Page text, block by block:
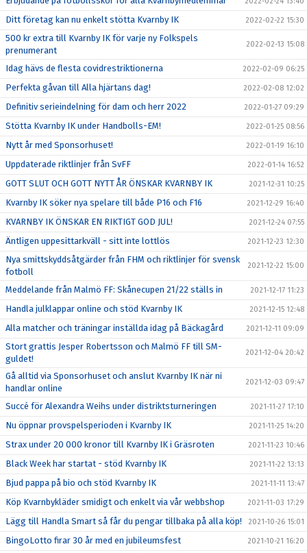
Ditt företag kan nu enkelt stötta Kvarnby IK 2022-02-22 15:30
500 kr extra till Kvarnby IK för varje ny Folkspels
prenumerant
2022-02-13 15:08
Idag hävs de flesta covidrestriktionerna 2022-02-09 06:25
Perfekta gåvan till Alla hjärtans dag! 2022-02-08 12:02
Definitiv serieindelning för dam och herr 2022 2022-01-27 09:29
Stötta Kvarnby IK under Handbolls-EM! 2022-01-25 08:56
Nytt år med Sponsorhuset! 2022-01-19 16:10
Uppdaterade riktlinjer från SvFF 2022-01-14 16:52
GOTT SLUT OCH GOTT NYTT ÅR ÖNSKAR KVARNBY IK 2021-12-31 10:25
Kvarnby IK söker nya spelare till både P16 och F16 2021-12-29 16:40
KVARNBY IK ÖNSKAR EN RIKTIGT GOD JUL! 2021-12-24 07:55
Äntligen uppesittarkväll - sitt inte lottlös 2021-12-23 12:30
Nya smittskyddsåtgärder från FHM och riktlinjer för svensk
fotboll
2021-12-22 15:00
Meddelande från Malmö FF: Skånecupen 21/22 ställs in 2021-12-17 11:23
Handla julklappar online och stöd Kvarnby IK 2021-12-15 12:48
Alla matcher och träningar inställda idag på Bäckagård 2021-12-11 09:09
Stort grattis Jesper Robertsson och Malmö FF till SM-
guldet!
2021-12-04 20:42
Gå alltid via Sponsorhuset och anslut Kvarnby IK när ni
handlar online
2021-12-03 09:47
Succé för Alexandra Weihs under distriktsturneringen 2021-11-27 17:10
Nu öppnar provspelsperioden i Kvarnby IK 2021-11-25 14:20
Strax under 20 000 kronor till Kvarnby IK i Gräsroten 2021-11-23 10:46
Black Week har startat - stöd Kvarnby IK 2021-11-22 13:13
Bjud pappa på bio och stöd Kvarnby IK 2021-11-11 13:47
Köp Kvarnbykläder smidigt och enkelt via vår webbshop 2021-11-03 17:29
Lägg till Handla Smart så får du pengar tillbaka på alla köp! 2021-10-26 15:01
BingoLotto firar 30 år med en jubileumsfest 2021-10-21 16:20